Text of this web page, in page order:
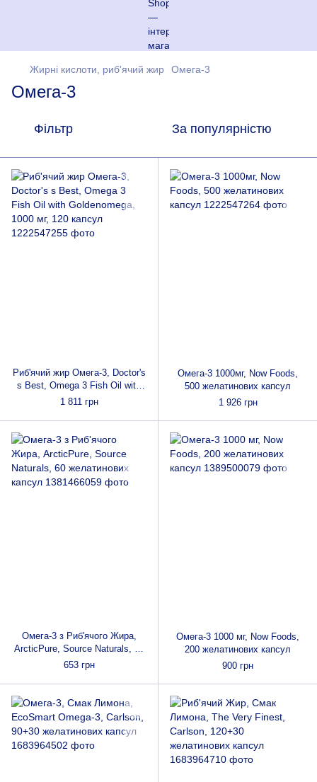
Жирні кислоти, риб'ячий жир Омега-3
Омега-3
Фільтр За популярністю
Риб'ячий жир Омега-3, Doctor's
s Best, Omega 3 Fish Oil with
Goldenomega, 1000 мг, 120
капсул
1 811 грн
Омега-3 1000мг, Now Foods,
500 желатинових капсул
1 926 грн
Омега-3 з Риб'ячого Жира,
ArcticPure, Source Naturals, 60
желатинових капсул
653 грн
Омега-3 1000 мг, Now Foods,
200 желатинових капсул
900 грн